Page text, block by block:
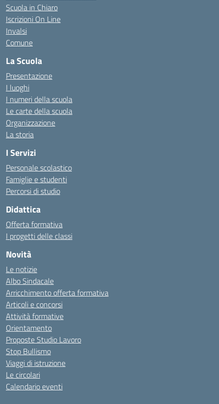
Scuola in Chiaro
Iscrizioni On Line
Invalsi
Comune
La Scuola
Presentazione
I luoghi
I numeri della scuola
Le carte della scuola
Organizzazione
La storia
I Servizi
Personale scolastico
Famiglie e studenti
Percorsi di studio
Didattica
Offerta formativa
I progetti delle classi
Novità
Le notizie
Albo Sindacale
Arricchimento offerta formativa
Articoli e concorsi
Attività formative
Orientamento
Proposte Studio Lavoro
Stop Bullismo
Viaggi di istruzione
Le circolari
Calendario eventi